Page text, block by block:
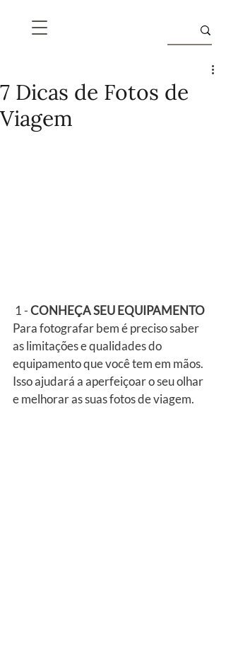
7 Dicas de Fotos de
Viagem
1 - CONHEÇA SEU EQUIPAMENTO
Para fotografar bem é preciso saber
as limitações e qualidades do
equipamento que você tem em mãos.
Isso ajudará a aperfeiçoar o seu olhar
e melhorar as suas fotos de viagem.